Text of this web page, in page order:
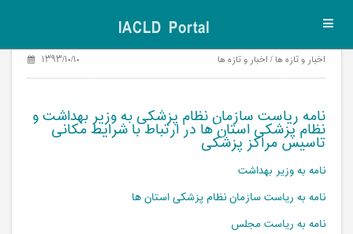
IACLD Portal
اخبار و تازه ها / اخبار و تازه ها ۱۳۹۳/۱۰/۱۰
نامه ریاست سازمان نظام پزشکی به وزیر بهداشت و
نظام پزشکی استان ها در ارتباط با شرایط مکانی
تاسیس مراکز پزشکی
نامه به وزیر بهداشت
نامه به ریاست سازمان نظام پزشکی استان ها
نامه به ریاست مجلس